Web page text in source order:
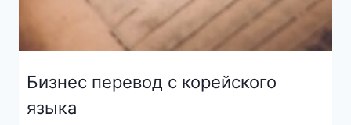
Бизнес перевод с корейского
языка